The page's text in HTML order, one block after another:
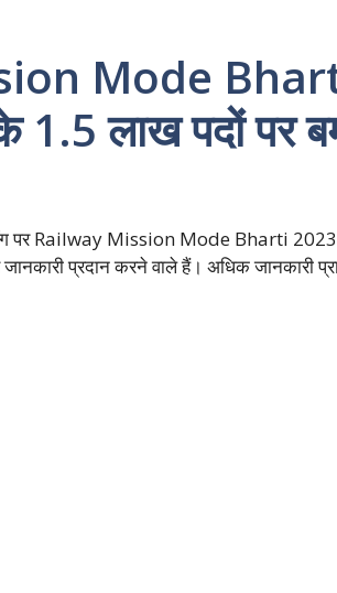
Mode
लाख पदों पर
पर Railway Mission Mode Bharti
जानकारी प्रदान करने वाले हैं। अधिक जानकारी